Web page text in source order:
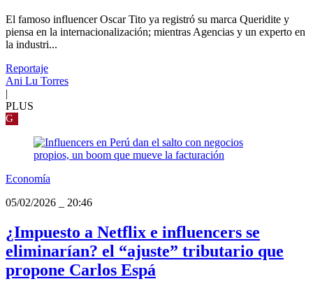
El famoso influencer Oscar Tito ya registró su marca Queridite y
piensa en la internacionalización; mientras Agencias y un experto en
la industri...
Reportaje
Ani Lu Torres
|
PLUS
G
Economía
05/02/2026
20:46
¿Impuesto a Netflix e influencers se
eliminarían? el “ajuste” tributario que
propone Carlos Espá